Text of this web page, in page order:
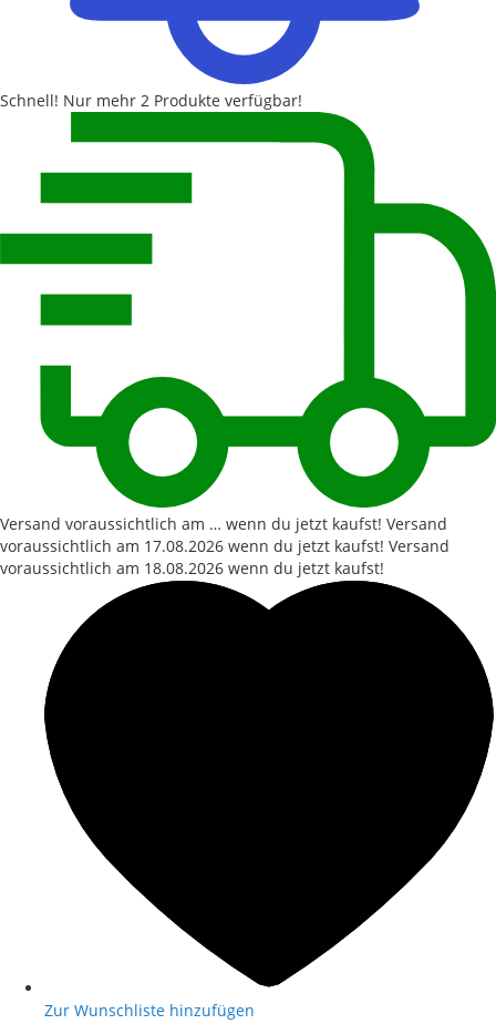
Schnell! Nur mehr 2 Produkte verfügbar!
Versand voraussichtlich am … wenn du jetzt kaufst! Versand
voraussichtlich am 17.08.2026 wenn du jetzt kaufst! Versand
voraussichtlich am 18.08.2026 wenn du jetzt kaufst!
Zur Wunschliste hinzufügen